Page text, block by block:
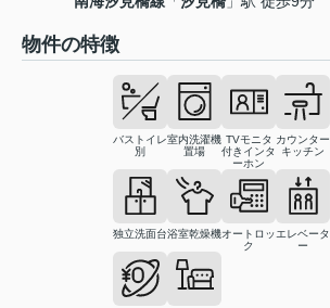
物件の特徴
バストイレ
別
室内洗濯機
置場
TVモニタ
付きインタ
ーホン
カウンター
キッチン
独立洗面台浴室乾燥機オートロッ
ク
エレベータ
ー